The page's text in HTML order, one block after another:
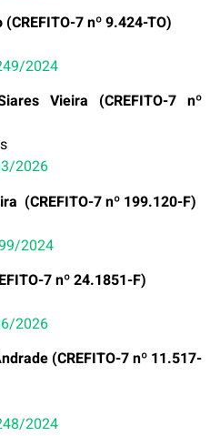
7 nº 9.424-TO)
2024
Vieira (CREFITO-7 nº
2026
(CREFITO-7 nº 199.120-F)
2024
7 nº 24.1851-F)
2026
(CREFITO-7 nº 11.517-
2024